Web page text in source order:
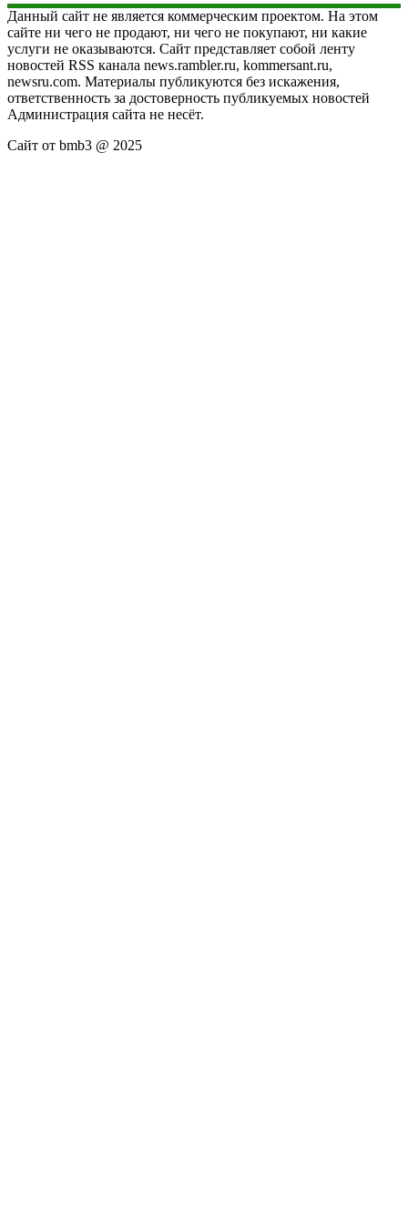
Данный сайт не является коммерческим проектом. На этом
сайте ни чего не продают, ни чего не покупают, ни какие
услуги не оказываются. Сайт представляет собой ленту
новостей RSS канала news.rambler.ru, kommersant.ru,
newsru.com. Материалы публикуются без искажения,
ответственность за достоверность публикуемых новостей
Администрация сайта не несёт.
Сайт от bmb3 @ 2025